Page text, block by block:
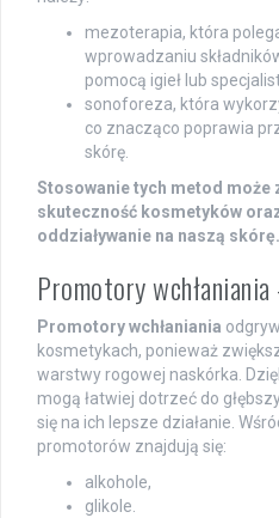
mezoterapia, która
wprowadzaniu
pomocą igieł lub
sonoforeza, która
co znacząco poprawia
skórę.
Stosowanie tych metod może
skuteczność kosmetyków
oddziaływanie na naszą skórę.
Promotory
Promotory wchłaniania
kosmetykach, ponieważ
warstwy rogowej naskórka.
mogą łatwiej dotrzeć do
się na ich lepsze działanie.
promotorów znajdują się:
alkohole,
glikole.